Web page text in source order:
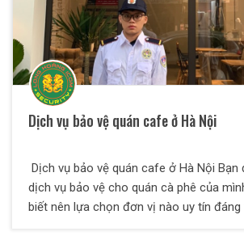
Dịch vụ bảo vệ quán cafe ở Hà Nội
Dịch vụ bảo vệ quán cafe ở Hà Nội Bạn
dịch vụ bảo vệ cho quán cà phê của
biết nên lựa chọn đơn vị nào uy tín đáng